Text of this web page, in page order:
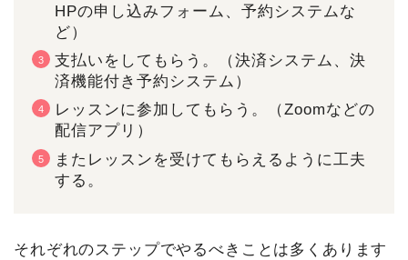
HPの申し込みフォーム、予約システムな
ど）
支払いをしてもらう。（決済システム、決
済機能付き予約システム）
レッスンに参加してもらう。（Zoomなどの
配信アプリ）
またレッスンを受けてもらえるように工夫
する。
それぞれのステップでやるべきことは多くあります